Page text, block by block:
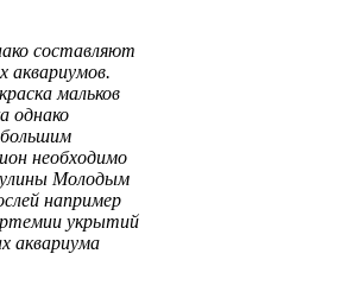
составляют
аквариумов.
мальков
однако
большим
необходимо
Молодым
например
укрытий
аквариума